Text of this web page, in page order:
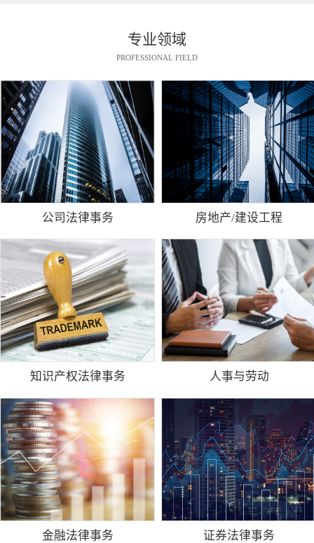
专业领域
PROFESSIONAL FIELD
公司法律事务 房地产/建设工程
知识产权法律事务 人事与劳动
金融法律事务 证券法律事务